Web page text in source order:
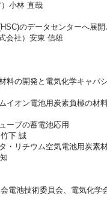
）小林 直哉
のデータセンターへ展
会社）安東 信雄
料の開発と電気化学キャパ
イオン電池用炭素負極の材
ーブの蓄電池応用
下 誠
・リチウム空気電池用炭素
電池技術委員会、電気化学